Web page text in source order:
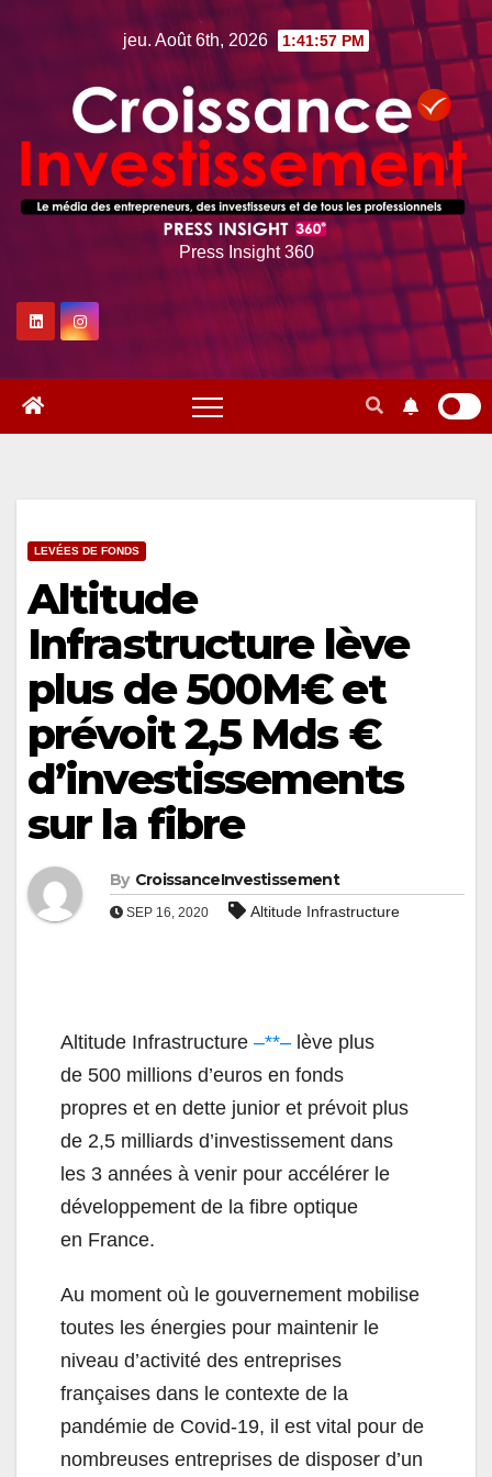
jeu. Août 6th, 2026 1:41:58 PM
Press Insight 360
LEVÉES DE FONDS
Altitude
Infrastructure lève
plus de 500M€ et
prévoit 2,5 Mds €
d’investissements
sur la fibre
By CroissanceInvestissement
SEP 16, 2020 Altitude Infrastructure
Altitude Infrastructure –**– lève plus
de 500 millions d’euros en fonds
propres et en dette junior et prévoit plus
de 2,5 milliards d’investissement dans
les 3 années à venir pour accélérer le
développement de la fibre optique
en France.
Au moment où le gouvernement mobilise
toutes les énergies pour maintenir le
niveau d’activité des entreprises
françaises dans le contexte de la
pandémie de Covid-19, il est vital pour de
nombreuses entreprises de disposer d’un